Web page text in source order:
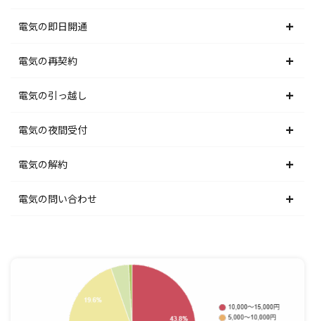
北海道電力エリア
東北電力エリア
東京電力エリア
北陸電力エリア
中部電力エリア
関西電力エリア
九州電力エリア
電気の即日開通
北海道電力エリア
東北電力エリア
東京電力エリア
北陸電力エリア
中部電力エリア
四国電力エリア
電気の再契約
北海道電力エリア
東北電力エリア
東京電力エリア
北陸電力エリア
中国電力エリア
電気の引っ越し
北海道電力エリア
東北電力エリア
東京電力エリア
関西電力エリア
電気の夜間受付
北海道電力エリア
東北電力エリア
中部電力エリア
電気の解約
北海道電力エリア
北陸電力エリア
電気の問い合わせ
東京電力エリア